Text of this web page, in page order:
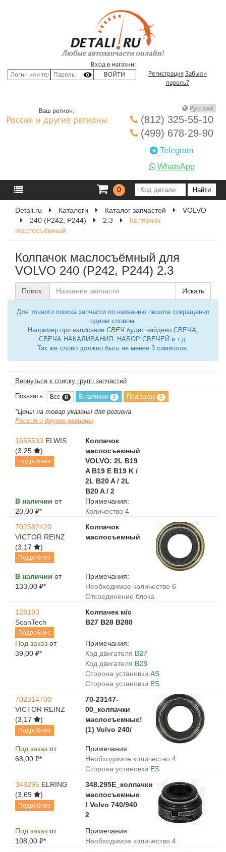
Вход в магазин:
Регистрация Забыли
пароль?
Ваш регион:
Россия и другие регионы
(812) 325-55-10
(499) 678-29-90
Telegram
WhatsApp
0
Detali.ru Каталоги Каталог запчастей
VOLVO
240 (P242, P244)
2.3
Колпачок
маслосъёмный
Колпачок маслосъёмный для
VOLVO 240 (P242, P244) 2.3
Поиск: Искать
Для точного поиска запчасти по названию пишите сокращенно
одним словом.
Например при написание СВЕЧ будет найдено СВЕЧА,
СВЕЧА НАКАЛИВАНИЯ, НАБОР СВЕЧЕЙ и т.д.
Так же слово должно быть не менее 3 символов.
Вернуться к списку групп запчастей
Показать: Все 8 В наличии 2 Под заказ 6
*Цены на товар указаны для региона
Россия и другие регионы
1655533 ELWIS
(3,25
)
Подробнее
Колпачок
маслосъемный
VOLVO: 2L B19
A B19 E B19 K /
2L B20 A / 2L
B20 A / 2
В наличии от
20,00 ₽*
Примечания:
Количество 4
702582420
VICTOR REINZ
(3,17
)
Подробнее
Колпачок
маслосъемный
В наличии от
133,00 ₽*
Примечания:
Необходимое количество 6
Отсоединение блока
128193
ScanTech
Подробнее
Колпачек м/с
В27 В28 В280
Под заказ от
39,00 ₽*
Примечания:
Код двигателя B27
Код двигателя B28
Сторона установки AS
Сторона установки ES
702314700
VICTOR REINZ
(3,17
)
Подробнее
70-23147-
00_колпачки
маслосъемные!
(1) Volvo 240/
Под заказ от
68,00 ₽*
Примечания:
Необходимое количество 4
Сторона установки ES
348295 ELRING
(3,69
)
Подробнее
348.295E_колпачки
маслосъемные
! Volvo 740/940
2
Под заказ от
108,00 ₽*
Примечания:
Необходимое количество 4